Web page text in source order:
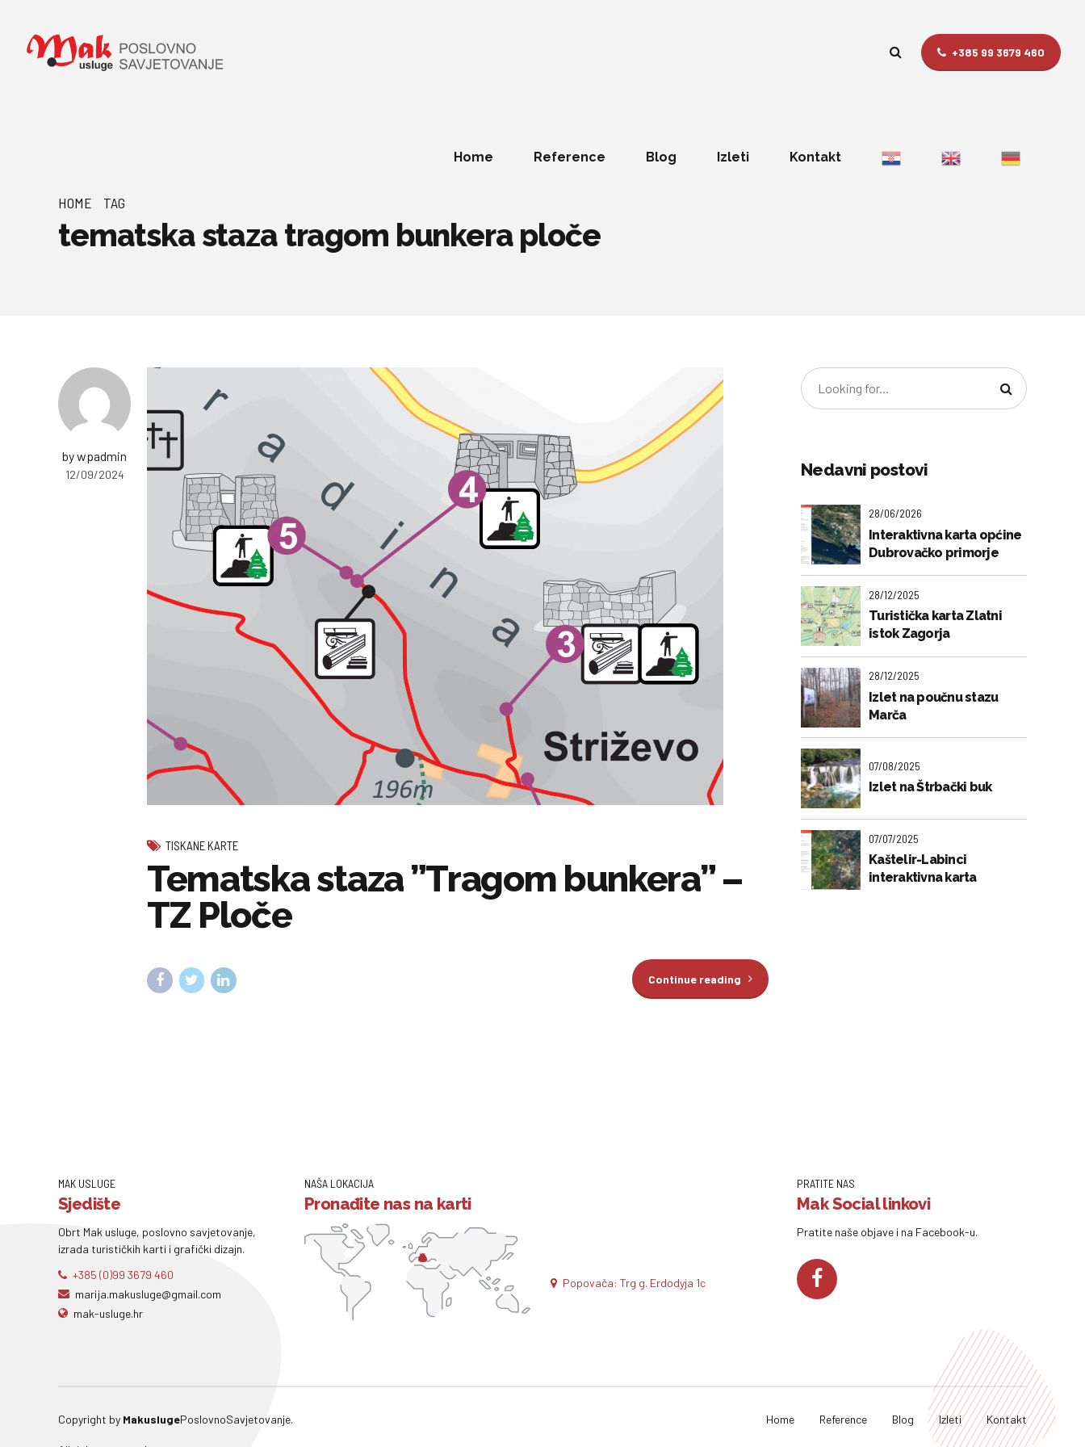
+385 99 3679 460
Home Reference Blog Izleti Kontakt
HOME TAG
tematska staza tragom bunkera ploče
by wpadmin
12/09/2024
TISKANE KARTE
Tematska staza ”Tragom bunkera” –
TZ Ploče
Continue reading
Nedavni postovi
28/06/2026
Interaktivna karta općine
Dubrovačko primorje
28/12/2025
Turistička karta Zlatni
istok Zagorja
28/12/2025
Izlet na poučnu stazu
Marča
07/08/2025
Izlet na Štrbački buk
07/07/2025
Kaštelir-Labinci
interaktivna karta
MAK USLUGE
Sjedište
Obrt Mak usluge, poslovno savjetovanje,
izrada turističkih karti i grafički dizajn.
+385 (0)99 3679 460
marija.makusluge@gmail.com
mak-usluge.hr
NAŠA LOKACIJA
Pronađite nas na karti
Popovača: Trg g. Erdodyja 1c
PRATITE NAS
Mak Social linkovi
Pratite naše objave i na Facebook-u.
Copyright by MakuslugePoslovnoSavjetovanje. Home Reference Blog Izleti Kontakt